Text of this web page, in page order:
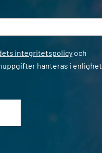
integritetspolicyoch
hanteras i enlighet